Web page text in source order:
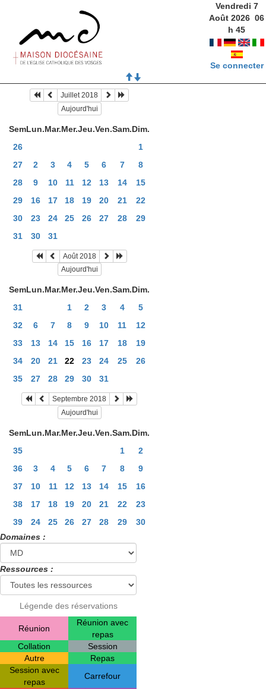
Vendredi 7
Août 2026 06
h45
Se connecter
Juillet 2018
Aujourd'hui
SemLun.Mar.Mer.Jeu.Ven.Sam.Dim.
26
1
27
2 3 4 5 6 7
8
28
9 10 11 12 13 14
15
29
16 17 18 19 20 21
22
30
23 24 25 26 27 28
29
31
30 31
Août 2018
Aujourd'hui
SemLun.Mar.Mer.Jeu.Ven.Sam.Dim.
31
1 2 3 4
5
32
6 7 8 9 10 11
12
33
13 14 15 16 17 18
19
34
20 21 22 23 24 25
26
35
27 28 29 30 31
Septembre 2018
Aujourd'hui
SemLun.Mar.Mer.Jeu.Ven.Sam.Dim.
35
1
2
36
3 4 5 6 7 8
9
37
10 11 12 13 14 15
16
38
17 18 19 20 21 22
23
39
24 25 26 27 28 29
30
Domaines :
Ressources :
Légende des réservations
Réunion
Réunion avec
repas
Collation
Session
Autre
Repas
Session avec
repas
Carrefour